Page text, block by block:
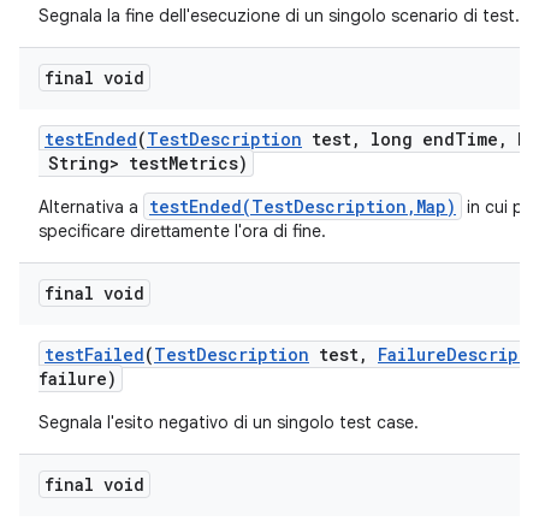
Segnala la fine dell'esecuzione di un singolo scenario di test.
final void
testEnded(TestDescription test, long endTime ,
String> testMetrics)
Alternativa a testEnded(TestDescription,Map)
in cui
specificare direttamente l'ora di fine.
final void
testFailed(TestDescription test, Failure
failure)
Segnala l'esito negativo di un singolo test case.
final void